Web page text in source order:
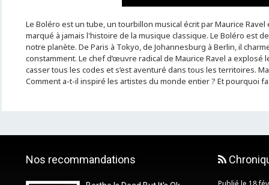
Le Boléro est un tube, un tourbillon musical écrit par Maurice
marqué à jamais l'histoire de la musique classique. Le Boléro est
notre planète. De Paris à Tokyo, de Johannesburg à Berlin, il
constamment. Le chef d’œuvre radical de Maurice Ravel a
casser tous les codes et s’est aventuré dans tous les territoires.
Comment a-t-il inspiré les artistes du monde entier ? Et pourquoi
Nos recommandations